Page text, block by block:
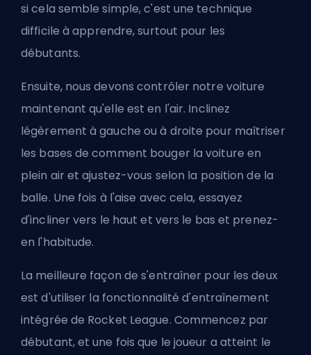
si cela semble simple, c'est une technique
difficile à apprendre, surtout pour les
débutants.
Ensuite, nous devons contrôler notre voiture
maintenant qu'elle est en l'air. Inclinez
légèrement à gauche ou à droite pour maîtriser
les bases de comment bouger la voiture en
plein air et ajustez-vous selon la position de la
balle. Une fois à l'aise avec cela, essayez
d'incliner vers le haut et vers le bas et prenez-
en l'habitude.
La meilleure façon de s'entraîner pour les deux
est d'utiliser la fonctionnalité d'entraînement
intégrée de Rocket League. Commencez par
débutant, et une fois que le joueur a atteint le